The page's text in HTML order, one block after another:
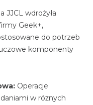
wdrożyła
Geek+,
do potrzeb
komponenty
Operacje
w różnych